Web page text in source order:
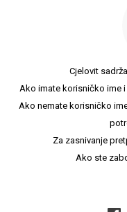
Cjelovit
Ako imate korisničko ime
Ako nemate korisničko
Za zasnivanje
Ako ste